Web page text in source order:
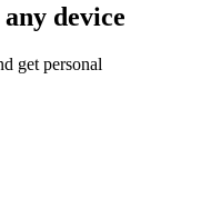
device
get personal